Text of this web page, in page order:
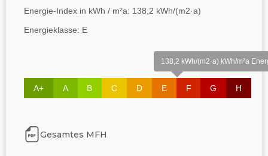
Energie-Index in kWh / m²a: 138,2 kWh/(m2·a)
Energieklasse: E
A+ A B C D
138,2 kWh/(m2·a) kWh/m²a
E F G H
Gesamtes MFH